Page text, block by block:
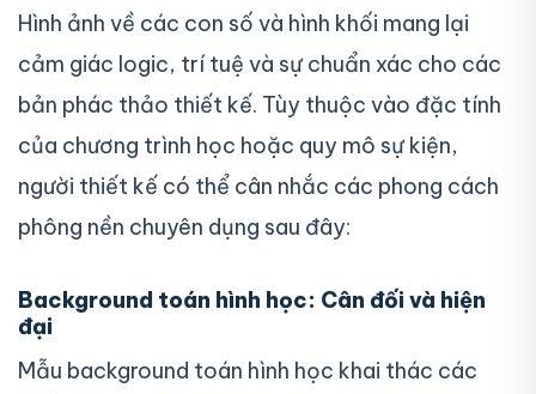
Hình ảnh về các con số và hình khối mang lại
cảm giác logic, trí tuệ và sự chuẩn xác cho các
bản phác thảo thiết kế. Tùy thuộc vào đặc tính
của chương trình học hoặc quy mô sự kiện,
người thiết kế có thể cân nhắc các phong cách
phông nền chuyên dụng sau đây:
Background toán hình học: Cân đối và hiện
đại
Mẫu background toán hình học khai thác các